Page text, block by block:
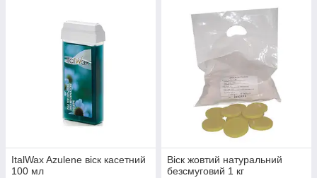
ItalWax Azulene віск касетний
100 мл
Віск жовтий натуральний
безсмуговий 1 кг